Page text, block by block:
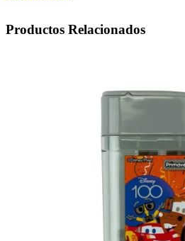
Productos Relacionados